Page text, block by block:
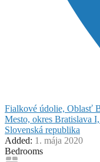
Fialkové údolie, Oblasť
Mesto, okres Bratislava
Slovenská republika
Added: 1. mája 2020
Bedrooms